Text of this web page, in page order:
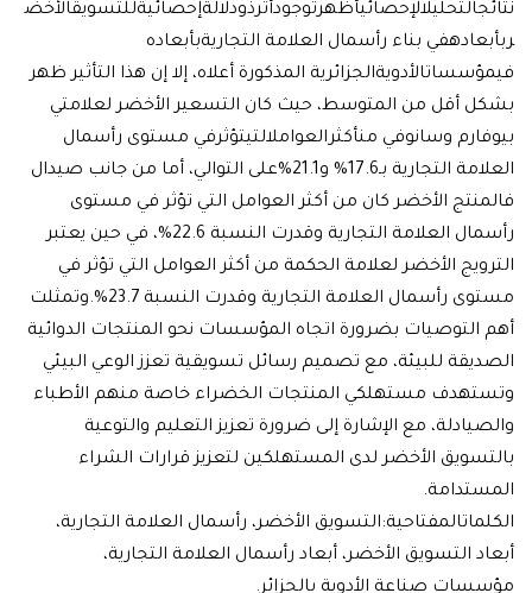
بناء رأسمال العلامة التجاريةبأبعاده
المذكورة أعلاه، إلا إن هذا التأثير ظهر
أقل من المتوسط، حيث كان التسعير الأخضر لعلامتي
وسانوفي منأكثرالعواملالتيتؤثرفي مستوى رأسمال
العلامة التجارية بـ17.6% و21.1%على التوالي، أما من جانب صيدال
الأخضر كان من أكثر العوامل التي تؤثر في مستوى
رأسمال العلامة التجارية وقدرت النسبة 22.6%، في حين يعتبر
الأخضر لعلامة الحكمة من أكثر العوامل التي تؤثر في
مستوى رأسمال العلامة التجارية وقدرت النسبة 23.7%.وتمثلت
بضرورة اتجاه المؤسسات نحو المنتجات الدوائية
للبيئة، مع تصميم رسائل تسويقية تعزز الوعي البيئي
مستهلكي المنتجات الخضراء خاصة منهم الأطباء
مع الإشارة إلى ضرورة تعزيز التعليم والتوعية
الأخضر لدى المستهلكين لتعزيز قرارات الشراء
الأخضر، رأسمال العلامة التجارية،
التسويق الأخضر، أبعاد رأسمال العلامة التجارية،
صناعة الأدوية بالجزائر.